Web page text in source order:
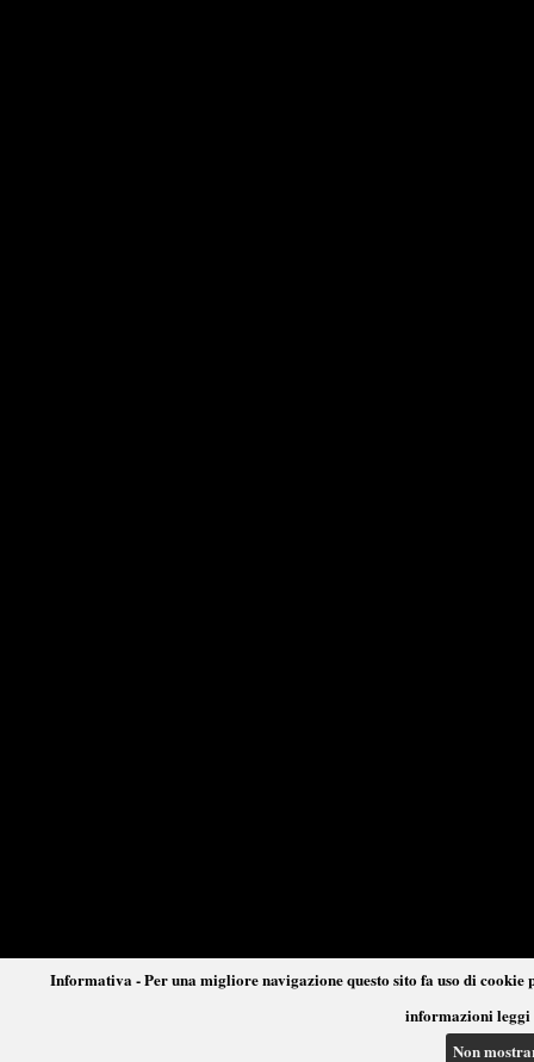
Informativa - Per una migliore navigazione questo sito fa uso di
informazioni leggi
Non